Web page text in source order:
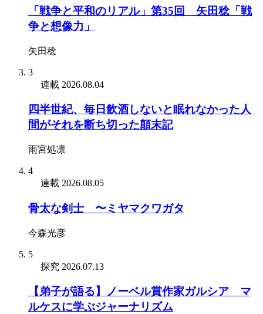
「戦争と平和のリアル」第35回 矢田稔「戦
争と想像力」
矢田稔
3
連載 2026.08.04
四半世紀、毎日飲酒しないと眠れなかった人
間がそれを断ち切った顛末記
雨宮処凛
4
連載 2026.08.05
骨太な剣士 〜ミヤマクワガタ
今森光彦
5
探究 2026.07.13
【弟子が語る】ノーベル賞作家ガルシア゠マ
ルケスに学ぶジャーナリズム